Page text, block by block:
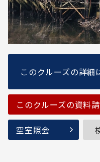
このクルーズの詳細
このクルーズの資料
空室照会